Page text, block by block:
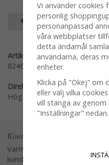
SPARA SOM FAVORIT
Artikelnummer:
8246-60-1
Direktlänk:
Högerklicka och kopiera
Kontakta oss
Varmt välkommen att
kundtjänst.
Vi använder cookies
personlig
personanpassad
våra webbplatser
detta ändamål
användarna, deras
enheter.
Klicka på "Okej" om
eller välj vilka
vill stänga av genom
"Inställningar" nedan.